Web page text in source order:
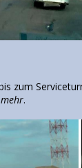
zum
zum
.